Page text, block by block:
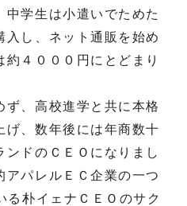
中学生は小遣いでためた
入し、ネット通販を始め
４０００円にとどまり
、高校進学と共に本格
げ、数年後には年商数十
ドのＣＥＯになりまし
アパレルＥＣ企業の一つ
る朴イェナＣＥＯのサク